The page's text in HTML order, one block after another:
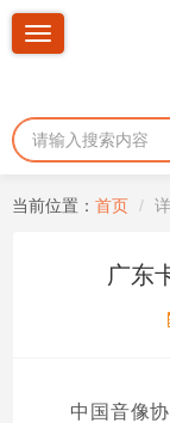
Toggle
当前位置： 首页
广东
中国音像